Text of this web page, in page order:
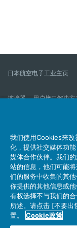
日本航空电子工业主页
连接器 用户接口解决方
我们的公司 企业社会责
网站地图
联系我们
个人信息保护方针
社交媒体官方账号运营方
我们使用Cookies来改
化，提供社交媒体功
媒体合作伙伴。我们
站的信息，他们可能
们的服务中收集的其
你提供的其他信息或
有权选择不与我们的
所述。请点击 [不要
置。
Cookie政策